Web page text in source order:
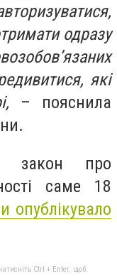
одразу
які
– пояснила
закон про
саме 18
опублікувало
Ctrl + Enter, щоб